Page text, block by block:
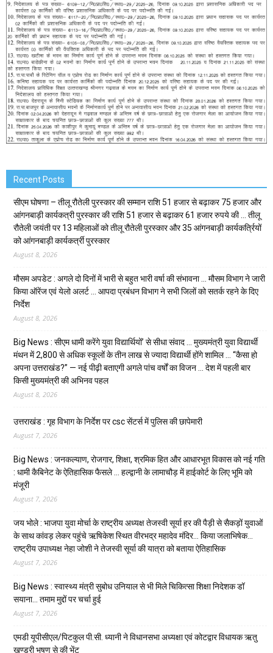
Recent Posts
सीएम घोषणा – तीलू रौतेली पुरस्कार की सम्मान राशि 51 हजार से बढ़ाकर 75 हजार और
आंगनबाड़ी कार्यकत्री पुरस्कार की राशि 51 हजार से बढ़ाकर 61 हजार रुपये की … तीलू
रौतेली जयंती पर 13 महिलाओं को तीलू रौतेली पुरस्कार और 35 आंगनबाड़ी कार्यकर्त्रियों
को आंगनबाड़ी कार्यकर्त्री पुरस्कार
August 8, 2026
मौसम अपडेट : अगले दो दिनों में भारी से बहुत भारी वर्षा की संभावना … मौसम विभाग ने जारी
किया ऑरेंज एवं येलो अलर्ट … आपदा प्रबंधन विभाग ने सभी जिलों को सतर्क रहने के दिए
निर्देश
August 8, 2026
Big News : सीएम धामी करेंगे युवा विद्यार्थियों’ से सीधा संवाद … मुख्यमंत्री युवा विद्यार्थी
मंथन में 2,800 से अधिक स्कूलों के तीन लाख से ज्यादा विद्यार्थी होंगे शामिल … “कैसा हो
अपना उत्तराखंड?” — नई पीढ़ी बताएगी अगले पांच वर्षों का विजन … देश में पहली बार
किसी मुख्यमंत्री की अभिनव पहल
August 8, 2026
उत्तराखंड : गृह विभाग के निर्देश पर csc सेंटर्स में पुलिस की छापेमारी
August 7, 2026
Big News : जनकल्याण, रोजगार, शिक्षा, श्रमिक हित और आधारभूत विकास को नई गति
: धामी कैबिनेट के ऐतिहासिक फैसले … हल्द्वानी के लामाचौड़ में हाईकोर्ट के लिए भूमि को
मंजूरी
August 7, 2026
जय भोले : भाजपा युवा मोर्चा के राष्ट्रीय अध्यक्ष तेजस्वी सूर्या हर की पैड़ी से सैकड़ों युवाओं
के साथ कांवड़ लेकर पहुंचे ऋषिकेश स्थित वीरभद्र महादेव मंदिर… किया जलाभिषेक…
राष्ट्रीय उपाध्यक्ष नेहा जोशी ने तेजस्वी सूर्या की यात्रा को बताया ऐतिहासिक
August 7, 2026
Big News : स्वास्थ्य मंत्री सुबोध उनियाल से भी मिले चिकित्सा शिक्षा निदेशक डॉ
सयाना… तमाम मुद्दों पर चर्चा हुई
August 7, 2026
एमडी यूपीसीएल/पिटकुल पी.सी. ध्यानी ने विधानसभा अध्यक्षा एवं कोटद्वार विधायक ऋतु
खण्डूरी भूषण से की भेंट